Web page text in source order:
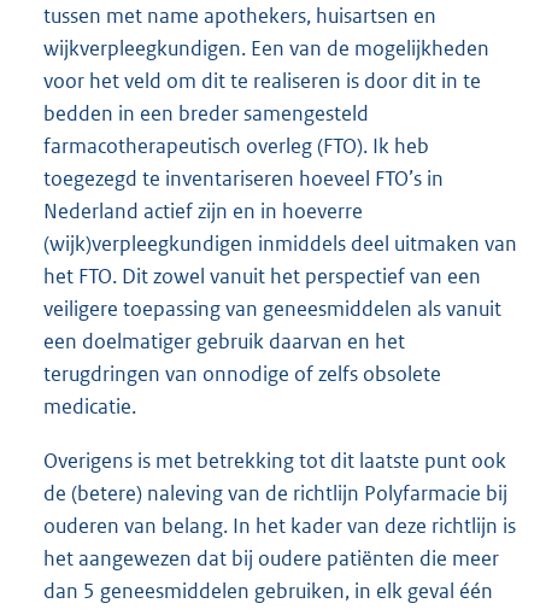
tussen met name apothekers, huisartsen en
wijkverpleegkundigen. Een van de mogelijkheden
voor het veld om dit te realiseren is door dit in te
bedden in een breder samengesteld
farmacotherapeutisch overleg (FTO). Ik heb
toegezegd te inventariseren hoeveel FTO’s in
Nederland actief zijn en in hoeverre
(wijk)verpleegkundigen inmiddels deel uitmaken van
het FTO. Dit zowel vanuit het perspectief van een
veiligere toepassing van geneesmiddelen als vanuit
een doelmatiger gebruik daarvan en het
terugdringen van onnodige of zelfs obsolete
medicatie.
Overigens is met betrekking tot dit laatste punt ook
de (betere) naleving van de richtlijn Polyfarmacie bij
ouderen van belang. In het kader van deze richtlijn is
het aangewezen dat bij oudere patiënten die meer
dan 5 geneesmiddelen gebruiken, in elk geval één